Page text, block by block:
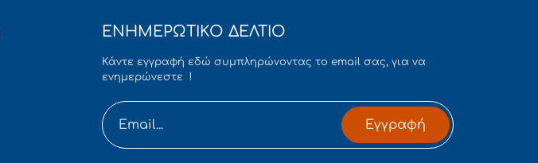
ΕΝΗΜΕΡΩΤΙΚΟ ΔΕΛΤΙΟ
Κάντε εγγραφή εδώ συμπληρώνοντας το email σας, για να
ενημερώνεστε !
Εγγραφή